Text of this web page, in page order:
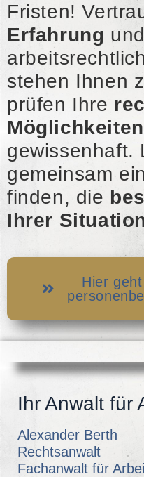
Fristen!
Erfahrung
stehen Ihnen
prüfen Ihre
Möglichkeiten
gewissenhaft.
gemeinsam
finden, die
Ihrer
Hier
Ihr Anwalt für
Alexander Berth
Rechtsanwalt
Fachanwalt für